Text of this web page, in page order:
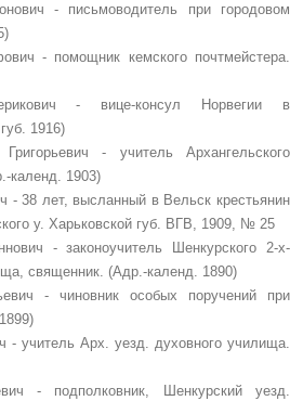
- письмоводитель при городовом
- помощник кемского почтмейстера.
- вице-консул Норвегии в
1916)
- учитель Архангельского
календ. 1903)
38 лет, высланный в Вельск крестьянин
у. Харьковской губ. ВГВ, 1909, № 25
- законоучитель Шенкурского 2-х-
священник. (Адр.-календ. 1890)
- чиновник особых поручений при
учитель Арх. уезд. духовного училища.
- подполковник, Шенкурский уезд.